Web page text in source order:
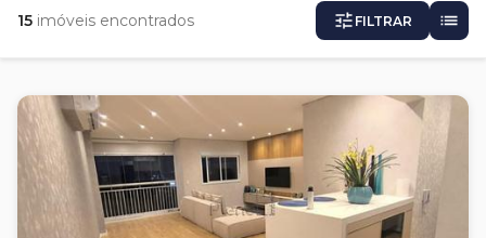
15 imóveis encontrados FILTRAR